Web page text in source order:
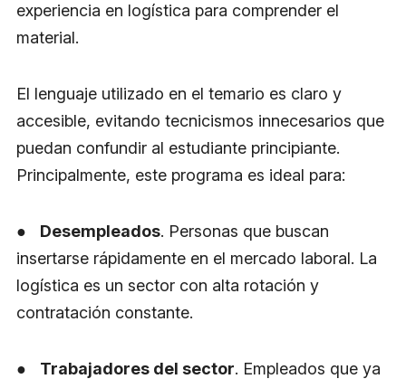
experiencia en logística para comprender el
material.
El lenguaje utilizado en el temario es claro y
accesible, evitando tecnicismos innecesarios que
puedan confundir al estudiante principiante.
Principalmente, este programa es ideal para:
● Desempleados. Personas que buscan
insertarse rápidamente en el mercado laboral. La
logística es un sector con alta rotación y
contratación constante.
● Trabajadores del sector. Empleados que ya